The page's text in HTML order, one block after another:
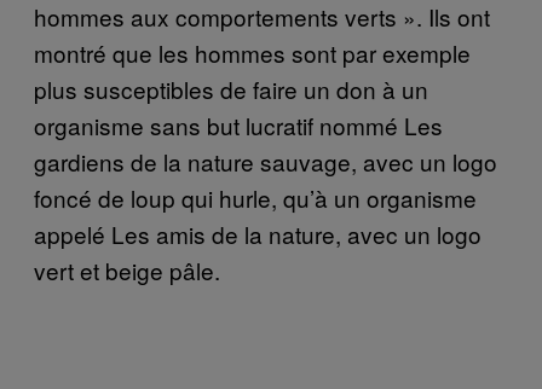
hommes aux comportements verts ». Ils ont
montré que les hommes sont par exemple
plus susceptibles de faire un don à un
organisme sans but lucratif nommé Les
gardiens de la nature sauvage, avec un logo
foncé de loup qui hurle, qu’à un organisme
appelé Les amis de la nature, avec un logo
vert et beige pâle.